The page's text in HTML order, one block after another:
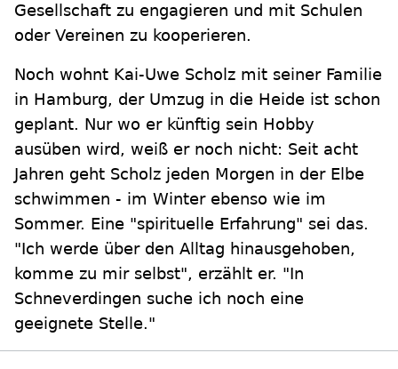
Gesellschaft zu engagieren und mit Schulen
oder Vereinen zu kooperieren.
Noch wohnt Kai-Uwe Scholz mit seiner Familie
in Hamburg, der Umzug in die Heide ist schon
geplant. Nur wo er künftig sein Hobby
ausüben wird, weiß er noch nicht: Seit acht
Jahren geht Scholz jeden Morgen in der Elbe
schwimmen - im Winter ebenso wie im
Sommer. Eine "spirituelle Erfahrung" sei das.
"Ich werde über den Alltag hinausgehoben,
komme zu mir selbst", erzählt er. "In
Schneverdingen suche ich noch eine
geeignete Stelle."